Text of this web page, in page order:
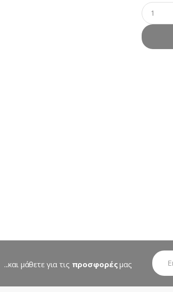
...και μάθετε για τις προσφορέςμας